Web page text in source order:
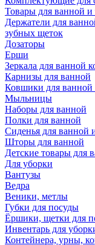
Товары для ванной и
Держатели для
зубных щеток
Дозаторы
Ерши
Зеркала для ванной
Карнизы для ванной
Ковшики для ванной
Мыльницы
Наборы для ванной
Полки для ванной
Сиденья для ванной
Шторы для ванной
Детские товары для
Для уборки
Вантузы
Ведра
Веники, метлы
Губки для посуды
Ёршики, щетки для
Инвентарь для
Контейнера, урны,